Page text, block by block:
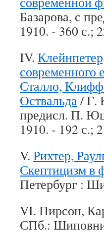
Базарова, с
1910. - 360 с.;
IV.
современного
Сталло,
Оствальда/ Г.
предисл. П.
1910. - 192 с.;
V. Рихтер,
Скептицизм в
Петербург :
VI. Пирсон,
СПб.: